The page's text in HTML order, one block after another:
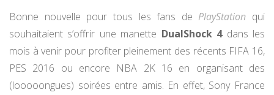
Bonne nouvelle pour tous les fans de PlayStation qui
souhaitaient s’offrir une manette DualShock 4dans les
mois à venir pour profiter pleinement des récents FIFA 16,
PES 2016 ou encore NBA 2K 16 en organisant des
(looooongues) soirées entre amis. En effet, Sony France